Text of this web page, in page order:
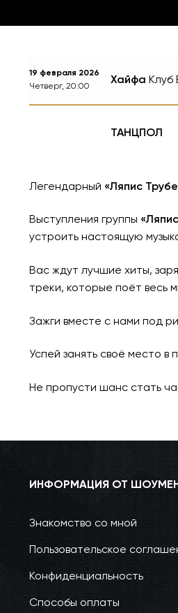
19 февраля 2026
Четверг, 20:00
Хайфа Клуб
ТАНЦПОЛ
Легендарный «Ляпис
Выступления группы
устроить настоящую
Вас ждут лучшие хиты,
треки, которые поёт весь
Зажги вместе с нами под
Успей занять своё место в
Не пропусти шанс стать
ИНФОРМАЦИЯ ОТ
Знакомство со мной
Пользовательское
Конфиденциальность
Способы оплаты